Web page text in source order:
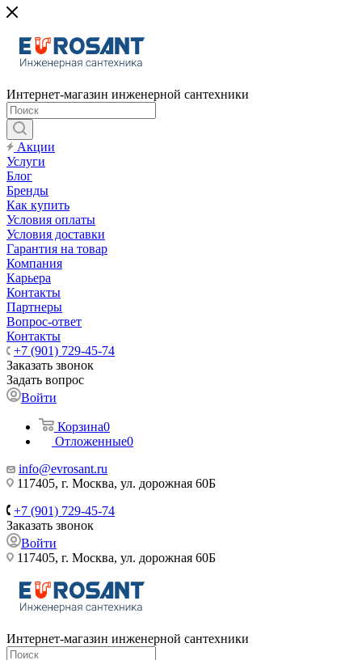
Интернет-магазин инженерной сантехники
Акции
Услуги
Блог
Бренды
Как купить
Условия оплаты
Условия доставки
Гарантия на товар
Компания
Карьера
Контакты
Партнеры
Вопрос-ответ
Контакты
+7 (901) 729-45-74
Заказать звонок
Задать вопрос
Войти
Корзина0
Отложенные0
info@evrosant.ru
117405, г. Москва, ул. дорожная 60Б
+7 (901) 729-45-74
Заказать звонок
Войти
117405, г. Москва, ул. дорожная 60Б
Интернет-магазин инженерной сантехники